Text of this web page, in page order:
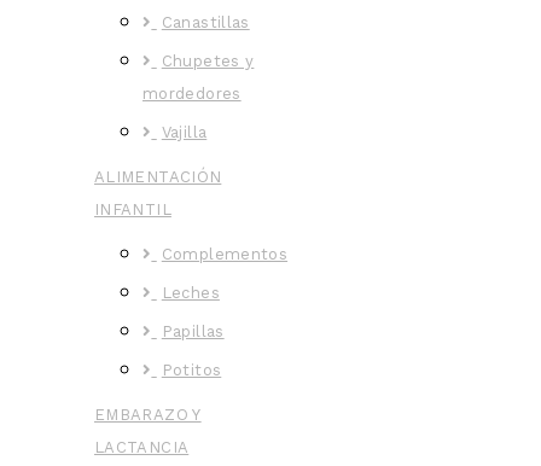
Canastillas
Chupetes y
mordedores
Vajilla
ALIMENTACIÓN
INFANTIL
Complementos
Leches
Papillas
Potitos
EMBARAZO Y
LACTANCIA